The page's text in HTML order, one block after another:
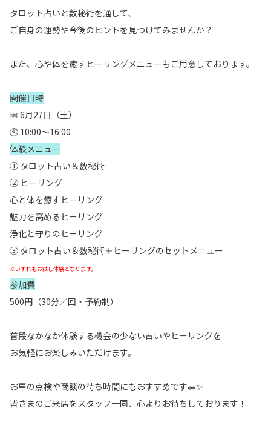
タロット占いと数秘術を通して、
ご自身の運勢や今後のヒントを見つけてみませんか？
また、心や体を癒すヒーリングメニューもご用意しております。
開催日時
📅 6月27日（土）
🕙 10:00～16:00
体験メニュー
① タロット占い＆数秘術
② ヒーリング
心と体を癒すヒーリング
魅力を高めるヒーリング
浄化と守りのヒーリング
③ タロット占い＆数秘術＋ヒーリングのセットメニュー
※いずれもお試し体験となります。
参加費
500円（30分／回・予約制）
普段なかなか体験する機会の少ない占いやヒーリングを
お気軽にお楽しみいただけます。
お車の点検や商談の待ち時間にもおすすめです🚗✨
皆さまのご来店をスタッフ一同、心よりお待ちしております！